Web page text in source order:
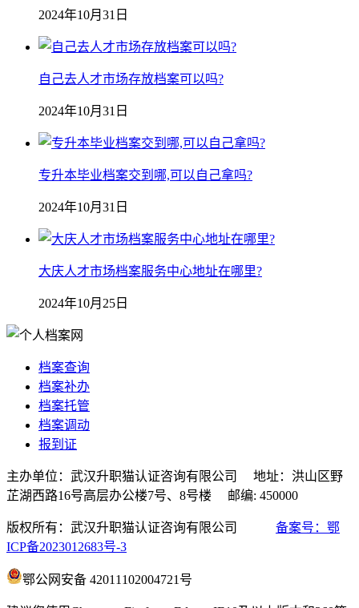
2024年10月31日
自己去人才市场存放档案可以吗?
2024年10月31日
专升本毕业档案交到哪,可以自己拿吗?
2024年10月31日
大庆人才市场档案服务中心地址在哪里?
2024年10月25日
档案查询
档案补办
档案托管
档案调动
报到证
主办单位：武汉升职猫认证咨询有限公司 地址：洪山区野
芷湖西路16号高层办公楼7号、8号楼 邮编: 450000
版权所有：武汉升职猫认证咨询有限公司 备案号：鄂
ICP备2023012683号-3
鄂公网安备 42011102004721号